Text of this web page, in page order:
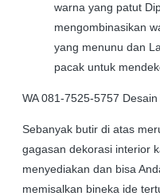
warna yang patut
mengombinasikan
yang menunu dan
pacak untuk
WA 081-7525-5757
Sebanyak butir di atas
gagasan dekorasi interior
menyediakan dan bisa
memisalkan bineka ide